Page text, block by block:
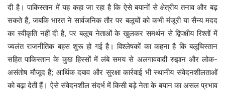
दी है। पाकिस्तान में यह कहा जा रहा है कि ऐसे बयानों से क्षेत्रीय तनाव और बढ़
सकते हैं, जबकि भारत ने सार्वजनिक तौर पर बलूचों को कभी मंजूरी या सैन्य मदद
का स्वीकृति नहीं दी है, पर बलूच नेताओं के खुलकर समर्थन से द्विपक्षीय रिश्तों में
ज्वलंत राजनीतिक बहस शुरू हो गई है। विश्लेषकों का कहना है कि बलूचिस्तान
सहित पाकिस्तान के कुछ हिस्सों में लंबे समय से अलगाववादी रुझान और लोक-
असंतोष मौजूद हैं; आर्थिक दबाव और सुरक्षा कार्रवाई भी स्थानीय संवेदनशीलताओं
को बढ़ा देती हैं। ऐसे संवेदनशील संदर्भ में किसी बड़े नेता के बयान का असल प्रभाव